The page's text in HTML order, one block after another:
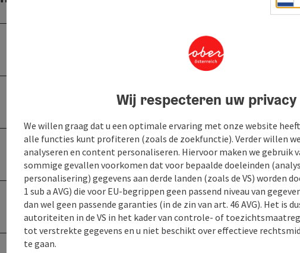
Wij respecteren uw privacy
We willen graag dat u een optimale ervaring met onze website
alle functies kunt profiteren (zoals de zoekfunctie). Verder willen
analyseren en content personaliseren. Hiervoor maken we gebruik
sommige gevallen voorkomen dat voor bepaalde doeleinden
personalisering) gegevens aan derde landen (zoals de VS) worden
1 sub a AVG) die voor EU-begrippen geen passend niveau van
dan wel geen passende garanties (in de zin van art. 46 AVG). Het is
autoriteiten in de VS in het kader van controle- of
tot verstrekte gegevens en u niet beschikt over effectieve
te gaan.